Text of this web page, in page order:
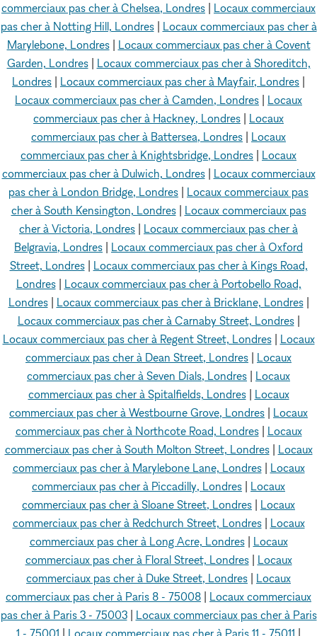
commerciaux pas cher à Chelsea, Londres
Locaux commerciaux
pas cher à Notting Hill, Londres| Locaux commerciaux pas cher à
Marylebone, Londres| Locaux commerciaux pas cher à Covent
Garden, Londres| Locaux commerciaux pas cher à Shoreditch,
Londres
Locaux commerciaux pas cher à Mayfair, Londres
Locaux commerciaux pas cher à Camden, Londres
Locaux
commerciaux pas cher à Hackney, Londres
Locaux
commerciaux pas cher à Battersea, Londres
Locaux
commerciaux pas cher à Knightsbridge, Londres
Locaux
commerciaux pas cher à Dulwich, Londres| Locaux commerciaux
pas cher à London Bridge, Londres
Locaux commerciaux pas
cher à South Kensington, Londres| Locaux commerciaux pas
cher à Victoria, Londres
Locaux commerciaux pas cher à
Belgravia, Londres
Locaux commerciaux pas cher à Oxford
Street, Londres| Locaux commerciaux pas cher à Kings Road,
Londres| Locaux commerciaux pas cher à Portobello Road,
Londres| Locaux commerciaux pas cher à Bricklane, Londres|
Locaux commerciaux pas cher à Carnaby Street, Londres|
Locaux commerciaux pas cher à Regent Street, Londres| Locaux
commerciaux pas cher à Dean Street, Londres
Locaux
commerciaux pas cher à Seven Dials, Londres
Locaux
commerciaux pas cher à Spitalfields, Londres| Locaux
commerciaux pas cher à Westbourne Grove, Londres
Locaux
commerciaux pas cher à Northcote Road, Londres| Locaux
commerciaux pas cher à South Molton Street, Londres| Locaux
commerciaux pas cher à Marylebone Lane, Londres| Locaux
commerciaux pas cher à Piccadilly, Londres
Locaux
commerciaux pas cher à Sloane Street, Londres
Locaux
commerciaux pas cher à Redchurch Street, Londres| Locaux
commerciaux pas cher à Long Acre, Londres| Locaux
commerciaux pas cher à Floral Street, Londres| Locaux
commerciaux pas cher à Duke Street, Londres
Locaux
commerciaux pas cher à Paris 8 - 75008
Locaux commerciaux
pas cher à Paris 3 - 75003| Locaux commerciaux pas cher à Paris
1 - 75001
Locaux commerciaux pas cher à Paris 11 - 75011